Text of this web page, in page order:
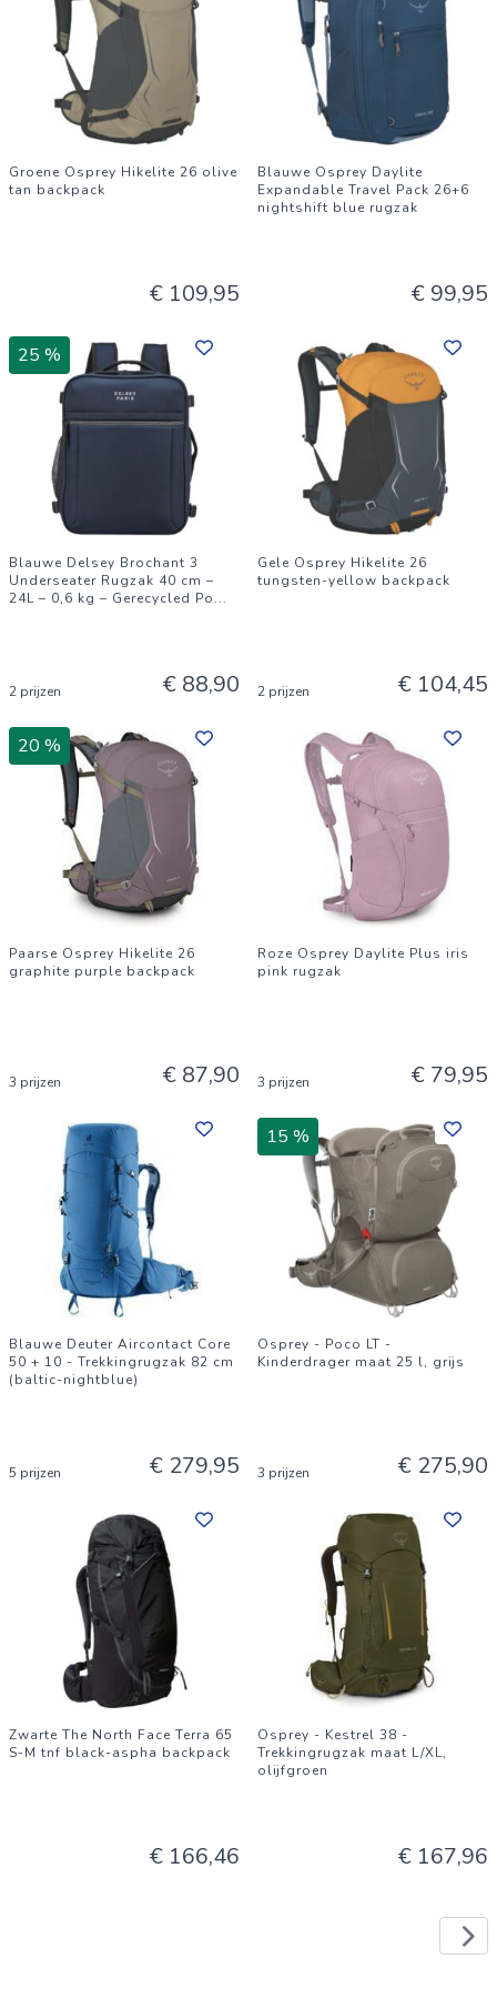
Groene Osprey Hikelite 26 olive
tan backpack
€ 109,95
Blauwe Osprey Daylite
Expandable Travel Pack 26+6
nightshift blue rugzak
€ 99,95
25 %
Blauwe Delsey Brochant 3
Underseater Rugzak 40 cm –
24L – 0,6 kg – Gerecycled Po...
2 prijzen € 88,90
Gele Osprey Hikelite 26
tungsten-yellow backpack
2 prijzen € 104,45
20 %
Paarse Osprey Hikelite 26
graphite purple backpack
3 prijzen € 87,90
Roze Osprey Daylite Plus iris
pink rugzak
3 prijzen € 79,95
Blauwe Deuter Aircontact Core
50 + 10 - Trekkingrugzak 82 cm
(baltic-nightblue)
5 prijzen € 279,95
15 %
Osprey - Poco LT -
Kinderdrager maat 25 l, grijs
3 prijzen € 275,90
Zwarte The North Face Terra 65
S-M tnf black-aspha backpack
€ 166,46
Osprey - Kestrel 38 -
Trekkingrugzak maat L/XL,
olijfgroen
€ 167,96